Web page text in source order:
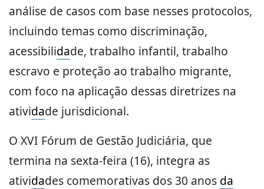
análise de casos com base nesses protocolos,
incluindo temas como discriminação,
acessibilidade, trabalho infantil, trabalho
escravo e proteção ao trabalho migrante,
com foco na aplicação dessas diretrizes na
atividade jurisdicional.
O XVI Fórum de Gestão Judiciária, que
termina na sexta-feira (16), integra as
atividades comemorativas dos 30 anos da